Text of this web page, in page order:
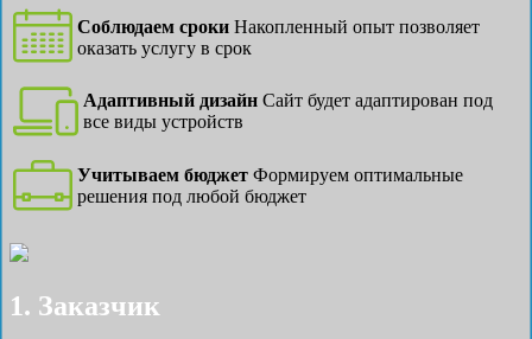
Соблюдаем сроки Накопленный опыт позволяет
оказать услугу в срок
Адаптивный дизайн Сайт будет адаптирован под
все виды устройств
Учитываем бюджет Формируем оптимальные
решения под любой бюджет
1. Заказчик